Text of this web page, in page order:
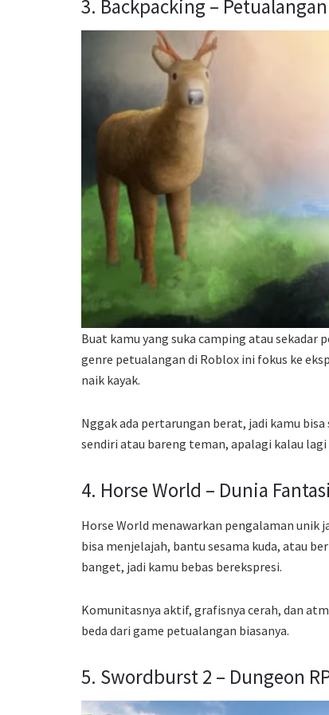
3. Backpacking –
Buat kamu yang suka camping atau
genre petualangan di Roblox ini fokus ke
naik kayak.
Nggak ada pertarungan berat, jadi kamu
sendiri atau bareng teman, apalagi kalau
4. Horse World – Dunia
Horse World menawarkan pengalaman unik
bisa menjelajah, bantu sesama kuda, atau
banget, jadi kamu bebas berekspresi.
Komunitasnya aktif, grafisnya cerah, dan
beda dari game petualangan biasanya.
5. Swordburst 2 – Dungeon